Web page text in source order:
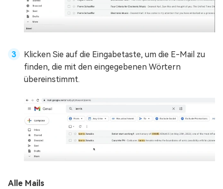
Klicken Sie auf die Eingabetaste, um die E-Mail zu
finden, die mit den eingegebenen Wörtern
übereinstimmt.
Alle Mails